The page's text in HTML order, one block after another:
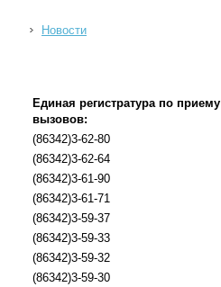
Новости
Единая регистратура по приему
вызовов:
(86342)3-62-80
(86342)3-62-64
(86342)3-61-90
(86342)3-61-71
(86342)3-59-37
(86342)3-59-33
(86342)3-59-32
(86342)3-59-30